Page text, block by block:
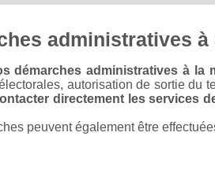
administratives à
démarches administratives à la
autorisation de sortie du
directement les services
peuvent également être